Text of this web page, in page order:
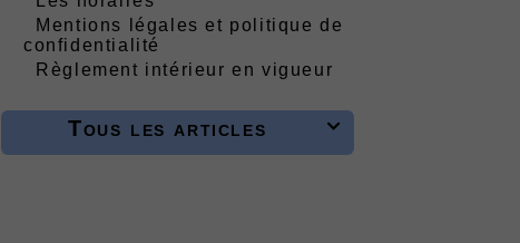
Mentions légales et politique de
confidentialité
Règlement intérieur en vigueur

Tous les articles